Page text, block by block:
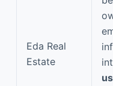
Eda Real
Estate